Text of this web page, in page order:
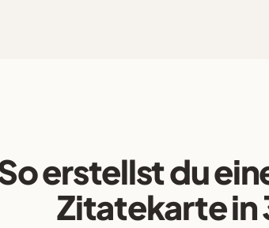
erstellst du
Zitatekarte in